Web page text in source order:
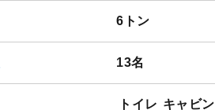
6トン
13名
トイレ キャビン